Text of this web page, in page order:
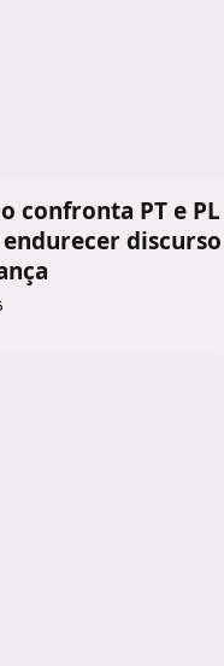
confronta PT e PL
discurso